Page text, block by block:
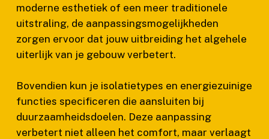
moderne esthetiek of een meer traditionele
uitstraling, de aanpassingsmogelijkheden
zorgen ervoor dat jouw uitbreiding het algehele
uiterlijk van je gebouw verbetert.
Bovendien kun je isolatietypes en energiezuinige
functies specificeren die aansluiten bij
duurzaamheidsdoelen. Deze aanpassing
verbetert niet alleen het comfort, maar verlaagt